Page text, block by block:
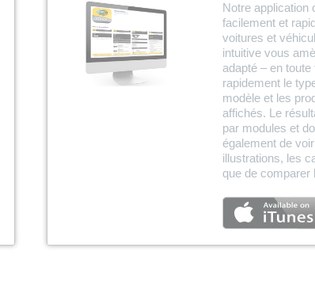
Notre application
facilement et
voitures et
intuitive vous
adapté – en
rapidement le
modèle et les
affichés. Le
par modules et
également de
illustrations, les
que de comparer